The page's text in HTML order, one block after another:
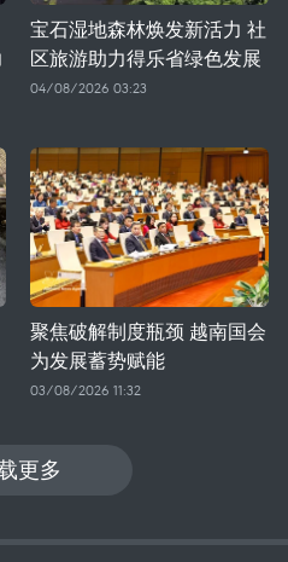
宝石湿地森林焕发新活力 社
区旅游助力得乐省绿色发展
04/08/2026 03:23
聚焦破解制度瓶颈 越南国会
为发展蓄势赋能
03/08/2026 11:32
更多